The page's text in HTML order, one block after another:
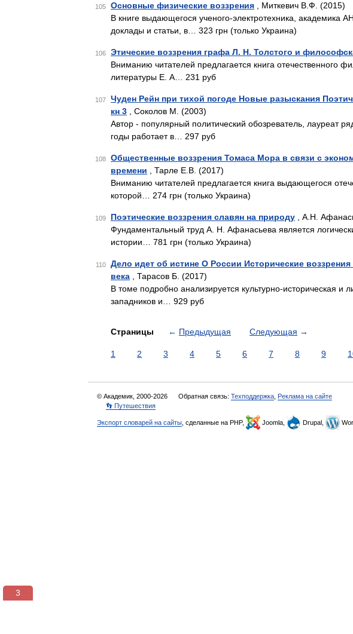
105 Основные физические воззрения , Миткевич В.Ф. (2015)
В книге выдающегося ученого-электротехника,
доклады и статьи, в… 323 грн (только Украина)
106 Этические воззрения графа Л. Н. Толстого и
Вниманию читателей предлагается книга отечественного
литературы Е. А… 231 руб
107
Чуден Рейн при тихой погоде Новые разыскания
кн 3 , Соколов М. (2003)
Автор - популярный политический обозреватель, лауреат
годы работает в… 297 руб
108
Общественные воззрения Томаса Мора в связи с
времени , Тарле Е.В. (2017)
Вниманию читателей предлагается книга выдающегося
которой… 274 грн (только Украина)
109 Поэтические воззрения славян на природу , А.Н.
Фундаментальный труд А. Н. Афанасьева является
истории… 781 грн (только Украина)
110
Дело идет об истине О России Исторические
века , Тарасов Б. (2017)
В томе подробно анализируется культурно-историческая и
западников и… 929 руб
Страницы ← Предыдущая Следующая →
1 2 3 4 5 6 7 8 9
© Академик, 2000-2026 Обратная связь: Техподдержка Реклама на сайте
👣 Путешествия
Экспорт словарей на сайты , сделанные на PHP, Joomla, Drupal,
2